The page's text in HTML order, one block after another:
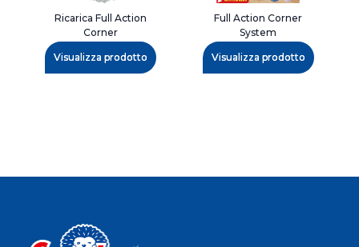
Ricarica Full Action
Corner
Visualizza prodotto
Full Action Corner
System
Visualizza prodotto